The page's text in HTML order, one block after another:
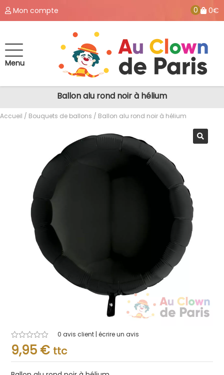
Mon compte 0 0€
Menu
Ballon alu rond noir à hélium
Accueil / Bouquets de ballons / Ballon alu rond noir à hélium
Note
0.001
sur
0 avis client | écrire un avis
9,95 € ttc